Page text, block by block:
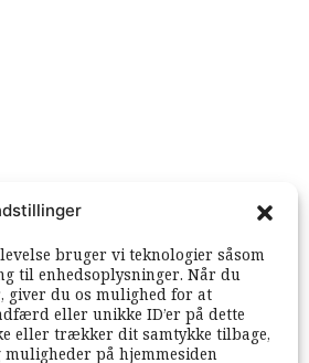
bruger vi teknologier såsom
til enhedsoplysninger. Når du
giver du os mulighed for at
eller unikke ID’er på dette
eller trækker dit samtykke tilbage,
på hjemmesiden